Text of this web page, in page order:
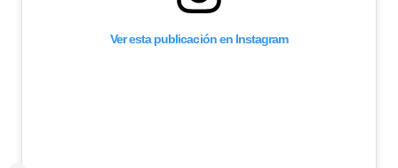
Ver esta publicación en Instagram